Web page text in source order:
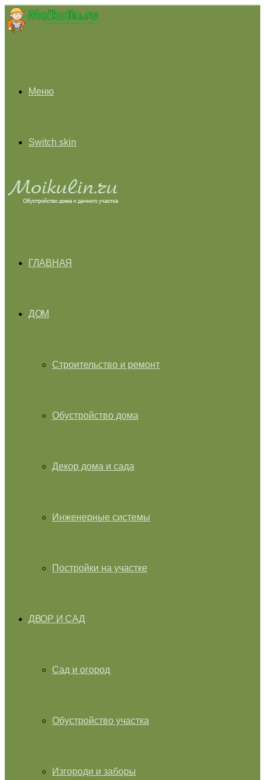
Меню
Switch skin
ГЛАВНАЯ
ДОМ
Строительство и ремонт
Обустройство дома
Декор дома и сада
Инженерные системы
Постройки на участке
ДВОР И САД
Сад и огород
Обустройство участка
Изгороди и заборы